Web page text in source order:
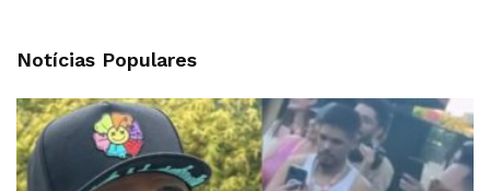
Notícias Populares